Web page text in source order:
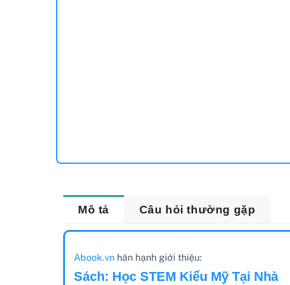
Mô tả Câu hỏi thường gặp
Abook.vnhân hạnh giới thiệu:
Sách: Học STEM Kiểu Mỹ Tại Nhà